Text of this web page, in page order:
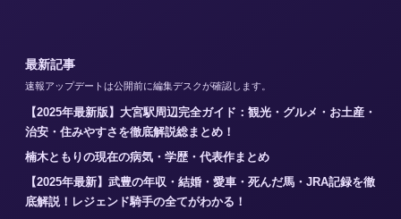
最新記事
速報アップデートは公開前に編集デスクが確認します。
【2025年最新版】大宮駅周辺完全ガイド：観光・グルメ・お土産・
治安・住みやすさを徹底解説総まとめ！
楠木ともりの現在の病気・学歴・代表作まとめ
【2025年最新】武豊の年収・結婚・愛車・死んだ馬・JRA記録を徹
底解説！レジェンド騎手の全てがわかる！